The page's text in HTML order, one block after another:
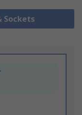
Sockets